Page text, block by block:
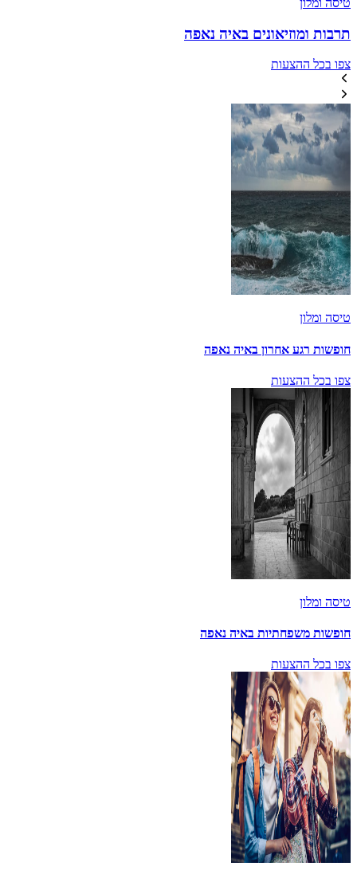
תרבות ומוזיאונים באיה נאפה
צפו בכל ההצעות
טיסה ומלון
חופשות רגע אחרון באיה נאפה
צפו בכל ההצעות
טיסה ומלון
חופשות משפחתיות באיה נאפה
צפו בכל ההצעות